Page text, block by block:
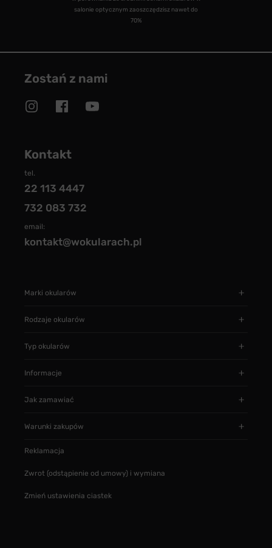
salonie optycznym zaoszczędzisz nawet do
70%
Zostań z nami
Kontakt
tel.
22 113 4447
732 083 732
email:
kontakt@wokularach.pl
Marki okularów
Rodzaje okularów
Typ okularów
Informacje
Jak zamawiać
Warunki zakupów
Reklamacja
Zwrot (odstąpienie od umowy) i wymiana
Zmień ustawienia ciastek